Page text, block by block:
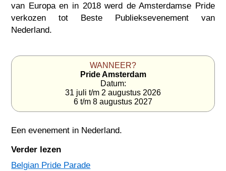
van Europa en in 2018 werd de Amsterdamse Pride
verkozen tot Beste Publieksevenement van
Nederland.
WANNEER?
Pride Amsterdam
Datum:
31 juli t/m 2 augustus 2026
6 t/m 8 augustus 2027
Een evenement in Nederland.
Verder lezen
Belgian Pride Parade